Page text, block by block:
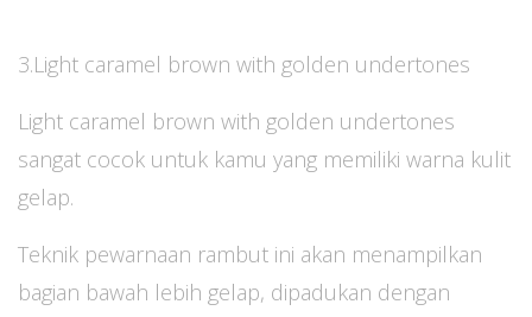
3.Light caramel brown with golden undertones
Light caramel brown with golden undertones
sangat cocok untuk kamu yang memiliki warna kulit
gelap.
Teknik pewarnaan rambut ini akan menampilkan
bagian bawah lebih gelap, dipadukan dengan